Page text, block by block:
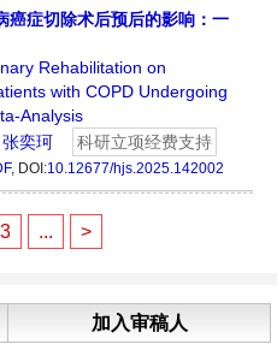
癌症切除术后预后的影响：一
Rehabilitation on
with COPD Undergoing
Analysis
张奕珂 科研立项经费支持
, DOI:10.12677/hjs.2025.142002
3 ... >
加入审稿人